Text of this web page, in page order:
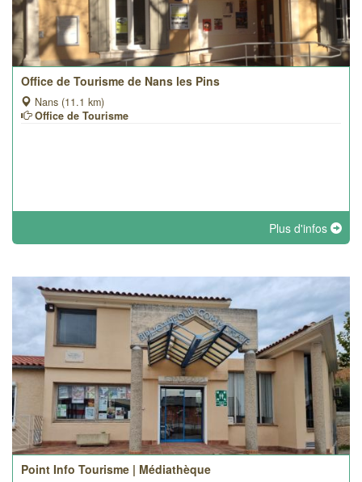
Office de Tourisme de Nans les Pins
Nans (11.1 km)
Office de Tourisme
Plus d'infos
Point Info Tourisme | Médiathèque